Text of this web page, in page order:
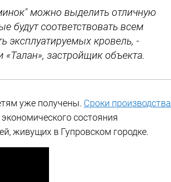
можно выделить отличную
будут соответствовать всем
эксплуатируемых кровель, -
застройщик объекта.
уже получены. Сроки производства
состояния
живущих в Гупровском городке.